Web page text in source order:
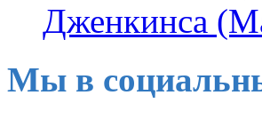
Дженкинса
Мы в